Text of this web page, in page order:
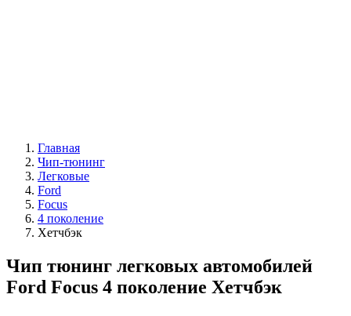
Главная
Чип-тюнинг
Легковые
Ford
Focus
4 поколение
Хетчбэк
Чип тюнинг легковых автомобилей
Ford Focus 4 поколение Хетчбэк